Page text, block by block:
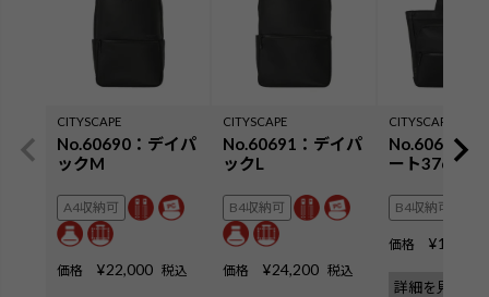
CITYSCAPE
No.60690：デイパ
ックM
A4収納可
価格 ¥22,000 税込
CITYSCAPE
No.60691：デイパ
ックL
B4収納可
価格 ¥24,200 税込
CITYSCAPE
No.60692：
ート37cm
B4収納可
価格 ¥19,800
詳細を見る